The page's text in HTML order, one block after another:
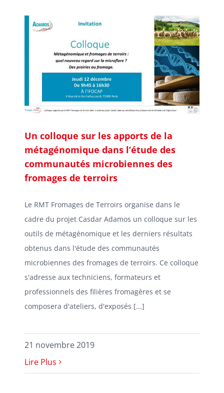
Un colloque sur les apports de la
métagénomique dans l’étude des
communautés microbiennes des
fromages de terroirs
Le RMT Fromages de Terroirs organise dans le
cadre du projet Casdar Adamos un colloque sur les
outils de métagénomique et les derniers résultats
obtenus dans l'étude des communautés
microbiennes des fromages de terroirs. Ce colloque
s'adresse aux techniciens, formateurs et
professionnels des filières fromagères et se
composera d'ateliers, d'exposés [...]
21 novembre 2019
Lire Plus